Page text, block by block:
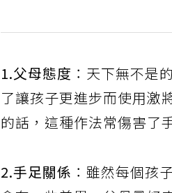
1.父母態度 ：天下無不是
了讓孩子更進步而使用激
的話，這種作法常傷害了
2.手足關係 ：雖然每個孩